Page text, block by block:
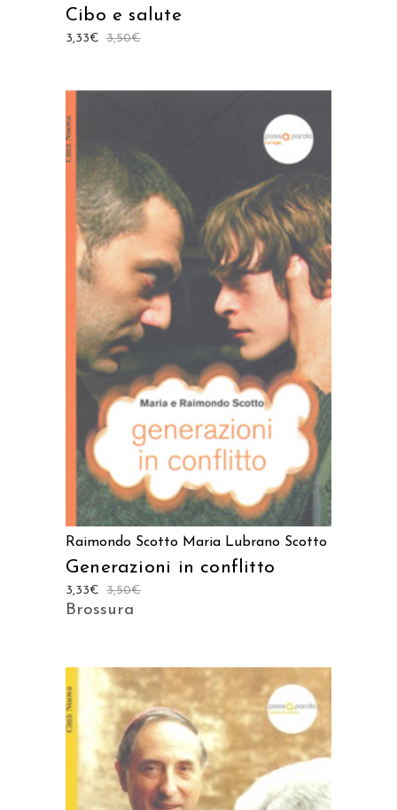
Cibo e salute
3,50€
3,33€
AGGIUNGI AL CARRELLO
Raimondo Scotto Maria Lubrano Scotto
Generazioni in conflitto
3,50€
3,33€
Brossura